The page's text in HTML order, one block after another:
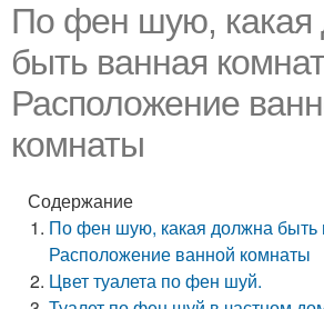
По фен шую, какая
быть ванная
Расположение
комнаты
Содержание
По фен шую, какая должна быть
Расположение ванной комнаты
Цвет туалета по фен шуй.